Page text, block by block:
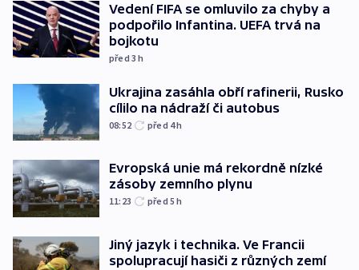
Vedení FIFA se omluvilo za chyby a
podpořilo Infantina. UEFA trvá na
bojkotu
před 3h
Ukrajina zasáhla obří rafinerii, Rusko
cílilo na nádraží či autobus
08:52 před 4h
Evropská unie má rekordně nízké
zásoby zemního plynu
11:23 před 5h
Jiný jazyk i technika. Ve Francii
spolupracují hasiči z různých zemí